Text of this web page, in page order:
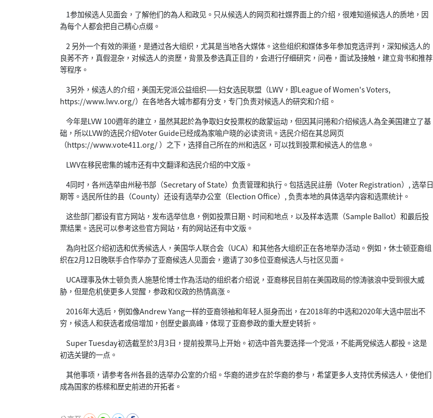
1参加候选人见面会，了解他们的為人和政见。只从候选人的网页和社媒界面上的介绍，很难知道候选人的质地，因
為每个人都会把自己精心点缀。
2 另外一个有效的渠道，是通过各大组织，尤其是当地各大媒体。这些组织和媒体多年参加竞选评判，深知候选人的
良莠不齐，真假混杂，对候选人的资歷，背景及参选真正目的，会进行仔细研究，问卷，面试及接触，建立背书和推荐
等程序。
3另外，候选人的介绍，美国无党派公益组织——妇女选民联盟（LWV，即League of Women's Voters,
https://www.lwv.org/）在各地各大城市都有分支，专门负责对候选人的研究和介绍。
今年是LVW 100週年的建立，虽然其起於為争取妇女投票权的啟蒙运动，但因其问捲和介绍候选人為全美国建立了基
础，所以LVW的选民介绍Voter Guide已经成為家喻户晓的必读资讯。选民介绍在其总网页
（https://www.vote411.org/ ）之下，选择自己所在的州和选区，可以找到投票和候选人的信息。
LWV在移民密集的城市还有中文翻译和选民介绍的中文版。
4同时，各州选举由州秘书部（Secretary of State）负责管理和执行。包括选民註册（Voter Registration）, 选举日
期等。选民所住的县（County）还设有选举办公室（Election Office）, 负责本地的具体选举内容和选票统计。
这些部门都设有官方网站，发布选举信息，例如投票日期、时间和地点，以及样本选票（Sample Ballot）和最后投
票结果。选民可以参考这些官方网站，有的网站还有中文版。
為向社区介绍初选和优秀候选人，美国华人联合会（UCA）和其他各大组织正在各地举办活动。例如，休士顿亚裔组
织在2月12日晚联手合作举办了亚裔候选人见面会，邀请了30多位亚裔候选人与社区见面。
UCA理事及休士顿负责人施慧伦博士作為活动的组织者介绍说，亚裔移民目前在美国政局的惊涛骇浪中受到很大威
胁，但是危机使更多人觉醒，参政和仪政的热情高涨。
2016年大选后，例如像Andrew Yang一样的亚裔领袖和年轻人挺身而出，在2018年的中选和2020年大选中层出不
穷，候选人和获选者成倍增加，创歷史最高峰，体现了亚裔参政的重大歷史转折。
Super Tuesday初选截至於3月3日，提前投票马上开始。初选中首先要选择一个党派，不能两党候选人都投。这是
初选关键的一点。
其他事项，请参考各州各县的选举办公室的介绍。华裔的进步在於华裔的参与，希望更多人支持优秀候选人，使他们
成為国家的栋樑和歷史前进的开拓者。